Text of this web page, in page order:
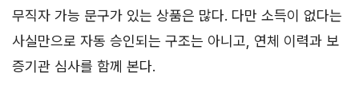
무직자 가능 문구가 있는 상품은 많다. 다만 소득이 없다는
사실만으로 자동 승인되는 구조는 아니고, 연체 이력과 보
증기관 심사를 함께 본다.